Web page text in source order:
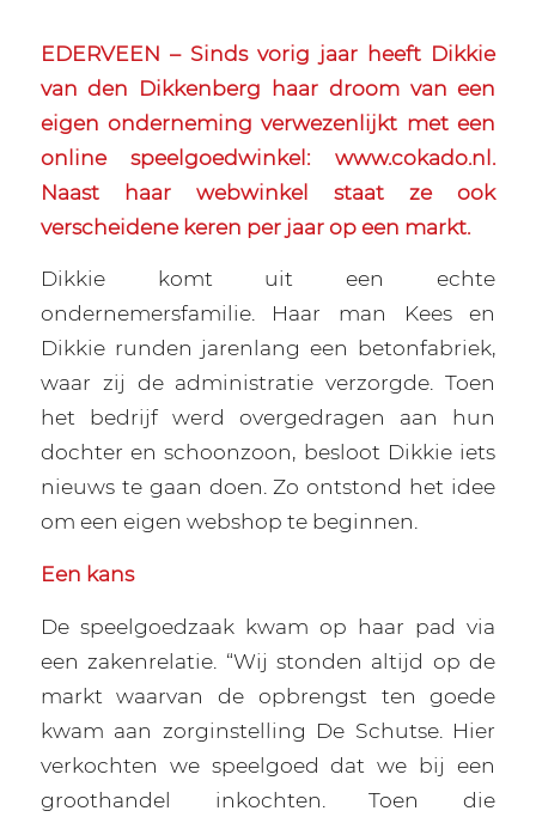
EDERVEEN – Sinds vorig jaar heeft Dikkie
van den Dikkenberg haar droom van een
eigen onderneming verwezenlijkt met een
online speelgoedwinkel: www.cokado.nl.
Naast haar webwinkel staat ze ook
verscheidene keren per jaar op een markt.
Dikkie komt uit een echte
ondernemersfamilie. Haar man Kees en
Dikkie runden jarenlang een betonfabriek,
waar zij de administratie verzorgde. Toen
het bedrijf werd overgedragen aan hun
dochter en schoonzoon, besloot Dikkie iets
nieuws te gaan doen. Zo ontstond het idee
om een eigen webshop te beginnen.
Een kans
De speelgoedzaak kwam op haar pad via
een zakenrelatie. “Wij stonden altijd op de
markt waarvan de opbrengst ten goede
kwam aan zorginstelling De Schutse. Hier
verkochten we speelgoed dat we bij een
groothandel inkochten. Toen die